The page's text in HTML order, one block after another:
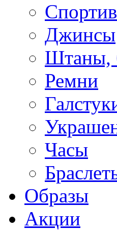
Джинсы
Штаны,
Ремни
Часы
Образы
Акции